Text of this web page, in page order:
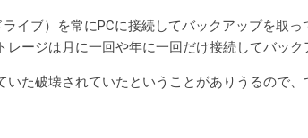
イブ）を常にPCに接続してバックアップを取
ージは月に一回や年に一回だけ接続してバック
いた破壊されていたということがありうるので